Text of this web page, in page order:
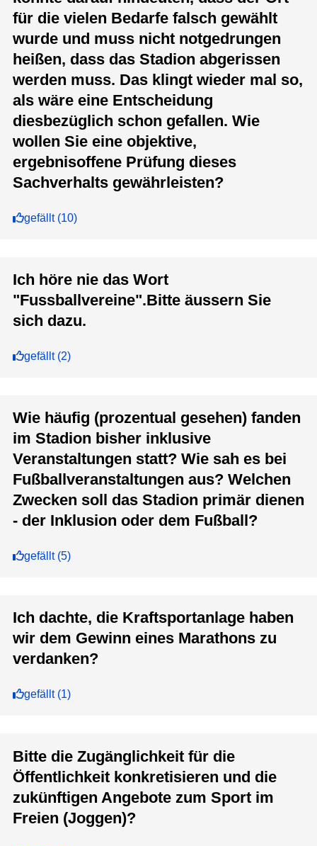
für die vielen Bedarfe falsch gewählt
wurde und muss nicht notgedrungen
heißen, dass das Stadion abgerissen
werden muss. Das klingt wieder mal so,
als wäre eine Entscheidung
diesbezüglich schon gefallen. Wie
wollen Sie eine objektive,
ergebnisoffene Prüfung dieses
Sachverhalts gewährleisten?
gefällt(10)
Ich höre nie das Wort
"Fussballvereine".Bitte äussern Sie
sich dazu.
gefällt(2)
Wie häufig (prozentual gesehen) fanden
im Stadion bisher inklusive
Veranstaltungen statt? Wie sah es bei
Fußballveranstaltungen aus? Welchen
Zwecken soll das Stadion primär dienen
- der Inklusion oder dem Fußball?
gefällt(5)
Ich dachte, die Kraftsportanlage haben
wir dem Gewinn eines Marathons zu
verdanken?
gefällt(1)
Bitte die Zugänglichkeit für die
Öffentlichkeit konkretisieren und die
zukünftigen Angebote zum Sport im
Freien (Joggen)?